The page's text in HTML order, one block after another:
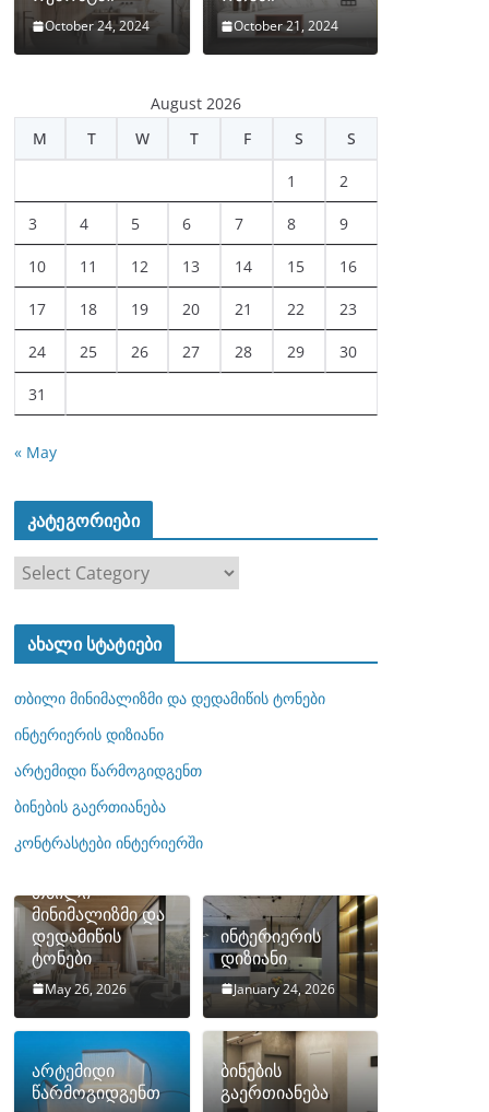
October 24, 2024 October 21, 2024
August 2026
M
T W T F S S
1 2
3 4 5 6 7 8 9
10 11 12 13 14 15 16
17 18 19 20 21 22 23
24 25 26 27 28 29 30
31
« May
კატეგორიები
ტ
ო
რ
ბ
ი
ახალი სტატიები
თბილი მინიმალიზმი და დედამიწის ტონები
ინტერიერის დიზიანი
არტემიდი წარმოგიდგენთ
ბინების გაერთიანება
კონტრასტები ინტერიერში
თბილი
მინიმალიზმი და
დედამიწის
ტონები
May 26, 2026
ინტერიერის
დიზიანი
January 24, 2026
არტემიდი
წარმოგიდგენთ
ბინების
გაერთიანება